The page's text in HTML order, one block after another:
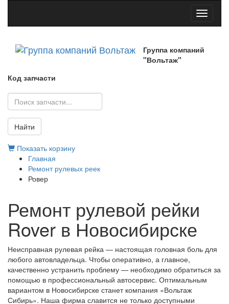
Toggle
Группа компаний
"Вольтаж"
Код запчасти
Найти
Показать корзину
Главная
Ремонт рулевых реек
Ровер
Ремонт рулевой рейки
Rover в Новосибирске
Неисправная рулевая рейка — настоящая головная боль для
любого автовладельца. Чтобы оперативно, а главное,
качественно устранить проблему — необходимо обратиться за
помощью в профессиональный автосервис. Оптимальным
вариантом в Новосибирске станет компания «Вольтаж
Сибирь». Наша фирма славится не только доступными